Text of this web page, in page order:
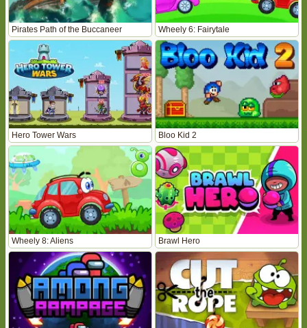
Pirates Path of the Buccaneer Wheely 6: Fairytale
Hero Tower Wars Bloo Kid 2
Wheely 8: Aliens Brawl Hero